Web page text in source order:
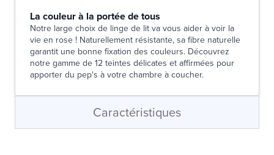
La couleur à la portée de tous
Notre large choix de linge de lit va vous aider à voir la
vie en rose ! Naturellement résistante, sa fibre naturelle
garantit une bonne fixation des couleurs. Découvrez
notre gamme de 12 teintes délicates et affirmées pour
apporter du pep's à votre chambre à coucher.
Caractéristiques